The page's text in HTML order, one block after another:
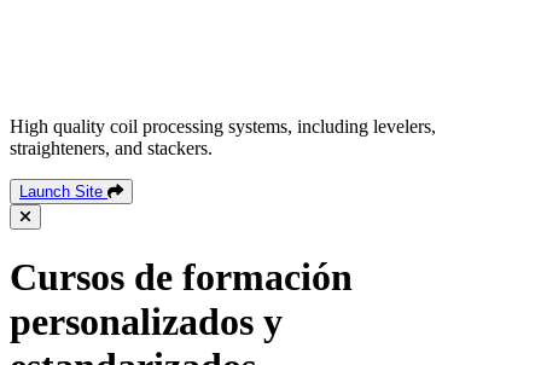
High quality coil processing systems, including levelers,
straighteners, and stackers.
Launch Site
Cursos de formación
personalizados y